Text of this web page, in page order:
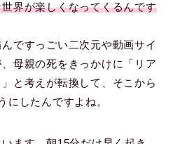
界が楽しくなってくるんです
ですっごい二次元や動画サイ
母親の死をきっかけに「リア
と考えが転換して、そこから
にしたんですよね。